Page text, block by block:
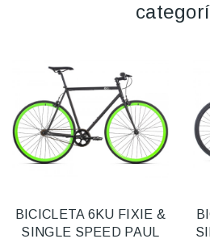
BICICLETA 6KU FIXIE &
SINGLE SPEED PAUL